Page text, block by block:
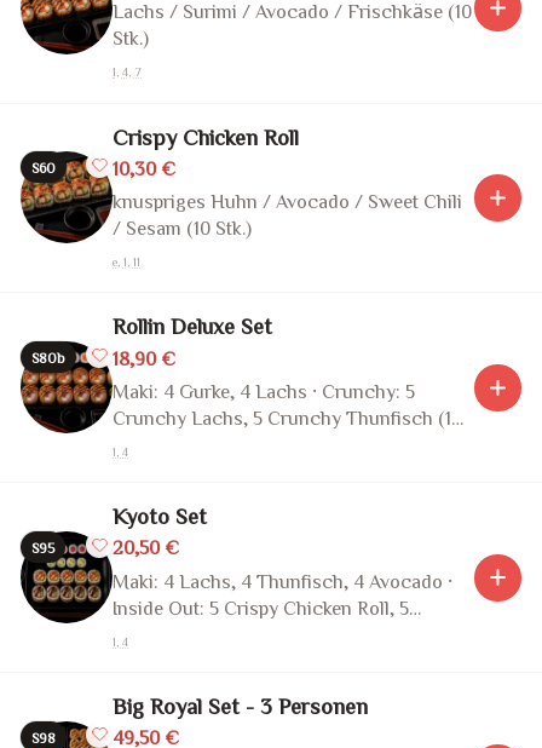
Lachs / Surimi / Avocado / Frischkäse (10
Stk.)
1, 4, 7
S60
Crispy Chicken Roll
10,30 €
knuspriges Huhn / Avocado / Sweet Chili
/ Sesam (10 Stk.)
e, 1, 11
S80b
Rollin Deluxe Set
18,90 €
Maki: 4 Gurke, 4 Lachs · Crunchy: 5
Crunchy Lachs, 5 Crunchy Thunfisch (18
Stk.)
1, 4
S95
Kyoto Set
20,50 €
Maki: 4 Lachs, 4 Thunfisch, 4 Avocado ·
Inside Out: 5 Crispy Chicken Roll, 5
Teriyaki Duck (22 Stk.)
1, 4
S98
Big Royal Set - 3 Personen
49,50 €